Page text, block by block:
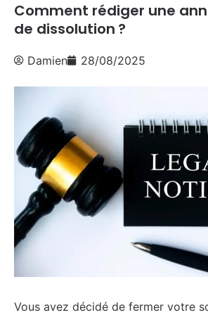
Comment rédiger une
de dissolution ?
Damien 28/08/2025
Vous avez décidé de fermer votre